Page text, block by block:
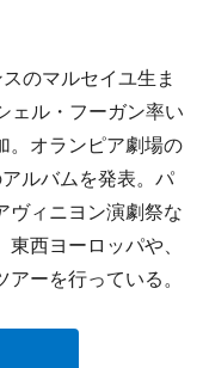
のマルセイユ生ま
ェル・フーガン率い
。オランピア劇場の
ルバムを発表。パ
ヴィニヨン演劇祭な
西ヨーロッパや、
ーを行っている。